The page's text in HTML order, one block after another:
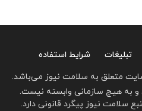
تبلیغات
شرایط استفاده
متعلق به سلامت نیوز می‌باشد.
و به هیچ سازمانی وابسته نیست.
سلامت نیوز پیگرد قانونی دارد.